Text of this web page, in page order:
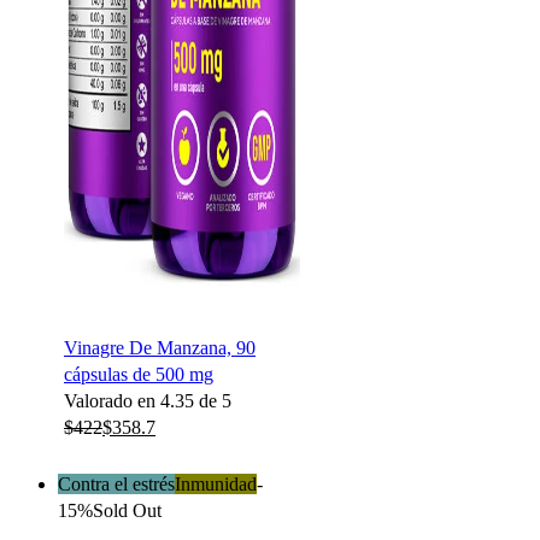
Vinagre De Manzana, 90
cápsulas de 500 mg
Valorado en 4.35 de 5
$422$358.7
Contra el estrésInmunidad-
15%Sold Out